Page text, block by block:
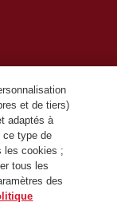
et de tiers)
adaptés à
ce type de
les cookies ;
tous les
des